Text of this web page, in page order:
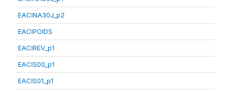
EACINA30J_p2
EACIPOIDS
EACIREV_p1
EACIS00_p1
EACIS01_p1